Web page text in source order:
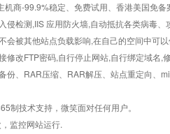
机商-99.9%稳定、免费试用、香港美国免
侵检测,IIS 应用防火墙,自动抵抗各类病毒、
会被其他站点负载影响,在自己的空间中可
修改FTP密码,自行停止网站,自行绑定域名,
份、RAR压缩、RAR解压、站点重定向、
制技术支持，微笑面对任何用户。
监控网站运行.